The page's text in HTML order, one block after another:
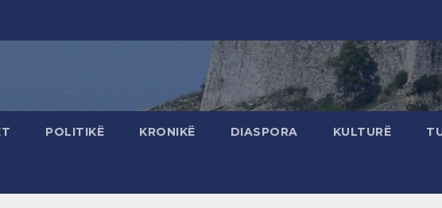
POLITIKË KRONIKË DIASPORA KULTURË